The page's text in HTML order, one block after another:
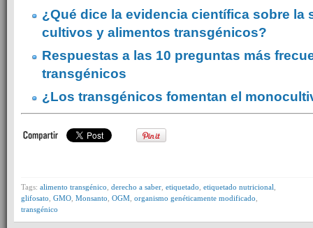
¿Qué dice la evidencia científica sobre la
cultivos y alimentos transgénicos?
Respuestas a las 10 preguntas más
transgénicos
¿Los transgénicos fomentan el
Tags: alimento transgénico derecho a saber etiquetado etiquetado nutricional
glifosato GMO Monsanto OGM organismo genéticamente modificado
transgénico